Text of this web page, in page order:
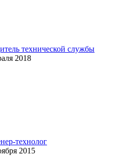
технической службы
2018
технолог
2015